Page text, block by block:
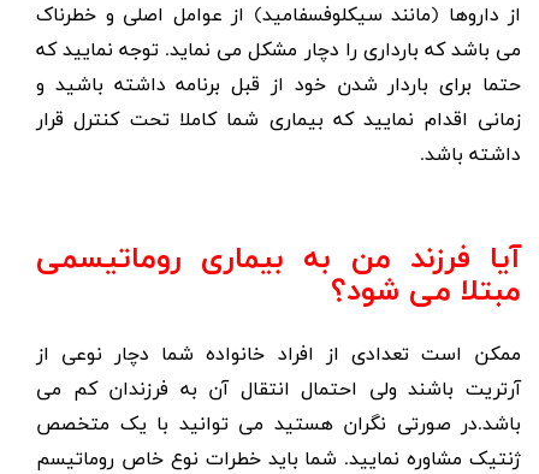
از داروها (مانند سیکلوفسفامید) از عوامل اصلی و خطرناک
می باشد که بارداری را دچار مشکل می نماید. توجه نمایید که
حتما برای باردار شدن خود از قبل برنامه داشته باشید و
زمانی اقدام نمایید که بیماری شما کاملا تحت کنترل قرار
داشته باشد.
آیا فرزند من به بیماری روماتیسمی
مبتلا می شود؟
ممکن است تعدادی از افراد خانواده شما دچار نوعی از
آرتریت باشند ولی احتمال انتقال آن به فرزندان کم می
باشد.در صورتی نگران هستید می توانید با یک متخصص
ژنتیک مشاوره نمایید. شما باید خطرات نوع خاص روماتیسم